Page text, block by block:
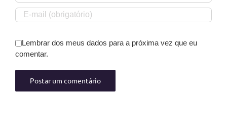
Lembrar dos meus dados para a próxima vez que eu
comentar.